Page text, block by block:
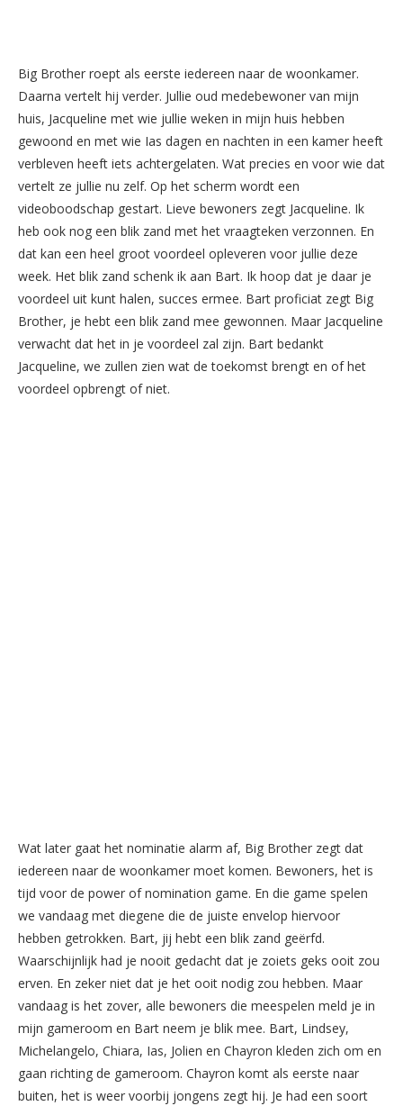
Big Brother roept als eerste iedereen naar de woonkamer.
Daarna vertelt hij verder. Jullie oud medebewoner van mijn
huis, Jacqueline met wie jullie weken in mijn huis hebben
gewoond en met wie Ias dagen en nachten in een kamer heeft
verbleven heeft iets achtergelaten. Wat precies en voor wie dat
vertelt ze jullie nu zelf. Op het scherm wordt een
videoboodschap gestart. Lieve bewoners zegt Jacqueline. Ik
heb ook nog een blik zand met het vraagteken verzonnen. En
dat kan een heel groot voordeel opleveren voor jullie deze
week. Het blik zand schenk ik aan Bart. Ik hoop dat je daar je
voordeel uit kunt halen, succes ermee. Bart proficiat zegt Big
Brother, je hebt een blik zand mee gewonnen. Maar Jacqueline
verwacht dat het in je voordeel zal zijn. Bart bedankt
Jacqueline, we zullen zien wat de toekomst brengt en of het
voordeel opbrengt of niet.
Wat later gaat het nominatie alarm af, Big Brother zegt dat
iedereen naar de woonkamer moet komen. Bewoners, het is
tijd voor de power of nomination game. En die game spelen
we vandaag met diegene die de juiste envelop hiervoor
hebben getrokken. Bart, jij hebt een blik zand geërfd.
Waarschijnlijk had je nooit gedacht dat je zoiets geks ooit zou
erven. En zeker niet dat je het ooit nodig zou hebben. Maar
vandaag is het zover, alle bewoners die meespelen meld je in
mijn gameroom en Bart neem je blik mee. Bart, Lindsey,
Michelangelo, Chiara, Ias, Jolien en Chayron kleden zich om en
gaan richting de gameroom. Chayron komt als eerste naar
buiten, het is weer voorbij jongens zegt hij. Je had een soort